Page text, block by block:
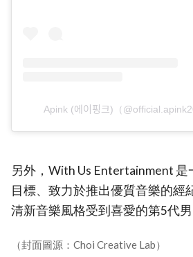
Apink (에이핑크)（
另外，With Us Entertainment
目標、致力於推出優質音樂的經
清新音樂風格受到喜愛的第5代男
（封面圖源：Choi Creative Lab）